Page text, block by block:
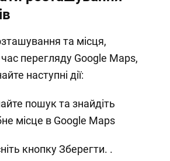
та місця,
час перегляду Google Maps,
наступні дії:
пошук та знайдіть
місце в Google Maps
кнопку Зберегти. .